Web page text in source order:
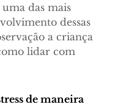
das mais
dessas
a criança
lidar com
de maneira